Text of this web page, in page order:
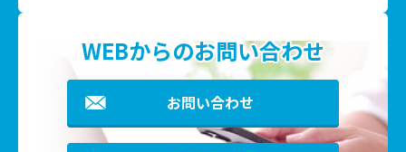
WEBからのお問い合わせ
お問い合わせ